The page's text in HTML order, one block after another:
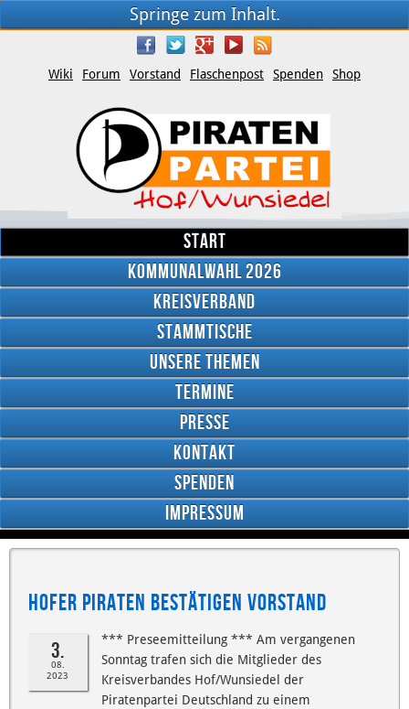
Springe zum Inhalt.
Twitter
Google
Plus
YouTube
RSS
Wiki Forum Vorstand Flaschenpost Spenden Shop
Start
Kommunalwahl 2026
Kreisverband
Stammtische
Unsere Themen
Termine
Presse
Kontakt
Spenden
Impressum
Hofer Piraten bestätigen Vorstand
3.
08.
2023
*** Preseemitteilung *** Am vergangenen
Sonntag trafen sich die Mitglieder des
Kreisverbandes Hof/Wunsiedel der
Piratenpartei Deutschland zu einem